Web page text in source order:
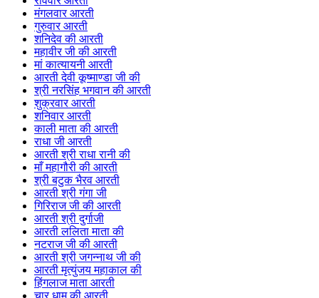
मंगलवार आरती
गुरुवार आरती
शनिदेव की आरती
महावीर जी की आरती
मां कात्यायनी आरती
आरती देवी कूष्माण्डा जी की
श्री नरसिंह भगवान की आरती
शुक्रवार आरती
शनिवार आरती
काली माता की आरती
राधा जी आरती
आरती श्री राधा रानी की
माँ महागौरी की आरती
श्री बटुक भैरव आरती
आरती श्री गंगा जी
गिरिराज जी की आरती
आरती श्री दुर्गाजी
आरती ललिता माता की
नटराज जी की आरती
आरती श्री जगन्नाथ जी की
आरती मृत्युंजय महाकाल की
हिंगलाज माता आरती
चार धाम की आरती